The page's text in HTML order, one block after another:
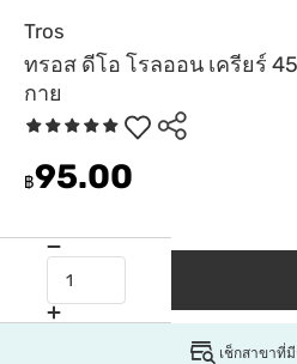
Tros
ทรอส ดีโอ โรลออน เครียร์
กาย
฿95.00
เช็กสาขาที่